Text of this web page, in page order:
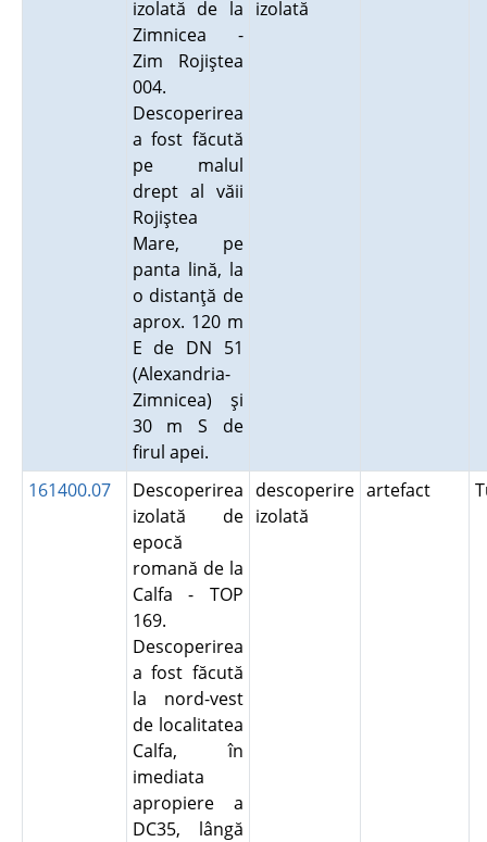
izolată de la
Zimnicea -
Zim Rojiştea
004.
Descoperirea
a fost făcută
pe malul
drept al văii
Rojiştea
Mare, pe
panta lină, la
o distanţă de
aprox. 120 m
E de DN 51
(Alexandria-
Zimnicea) şi
30 m S de
firul apei.
izolată
161400.07
Descoperirea
izolată de
epocă
romană de la
Calfa - TOP
169.
Descoperirea
a fost făcută
la nord-vest
de localitatea
Calfa, în
imediata
apropiere a
DC35, lângă
descoperire
izolată
artefact